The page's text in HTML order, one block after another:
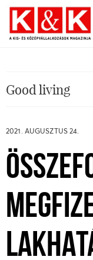
Good living
2021. AUGUSZTUS 24.